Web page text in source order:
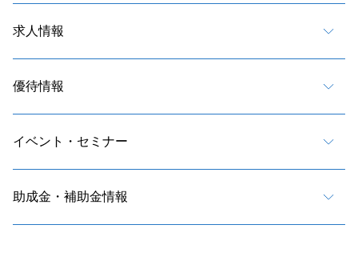
求人情報
優待情報
イベント・セミナー
助成金・補助金情報